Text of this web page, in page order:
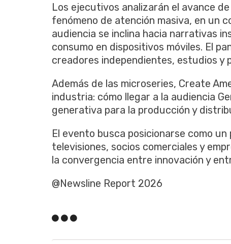
Los ejecutivos analizarán el avance
fenómeno de atención masiva, en un
audiencia se inclina hacia narrativas
consumo en dispositivos móviles. El
creadores independientes, estudios y
Además de las microseries, Create
industria: cómo llegar a la audiencia
generativa para la producción y
El evento busca posicionarse como
televisiones, socios comerciales y
la convergencia entre innovación y
@Newsline Report 2026